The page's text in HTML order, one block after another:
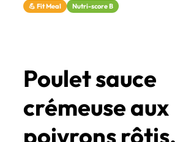
💪 Fit Meal Nutri-score B
Poulet sauce
crémeuse aux
poivrons rôtis,